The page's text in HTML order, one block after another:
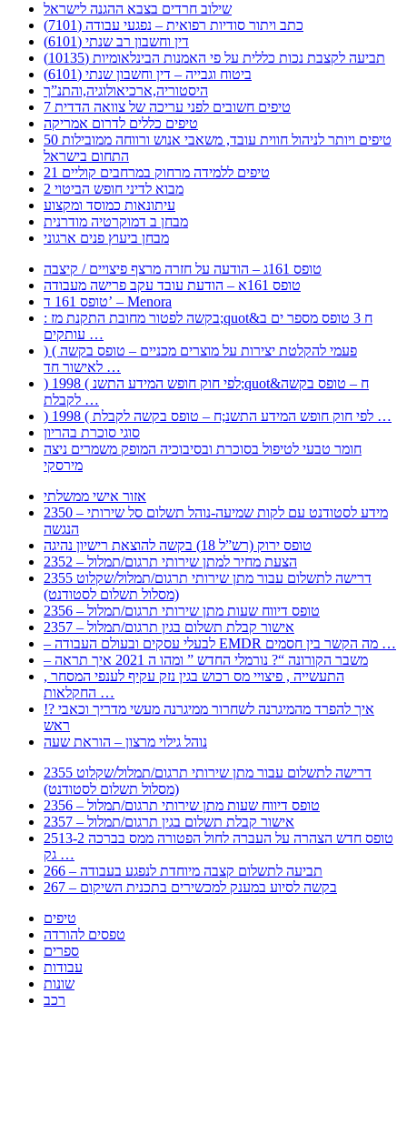
שילוב חרדים בצבא ההגנה לישראל
כתב ויתור סודיות רפואית – נפגעי עבודה (7101)
דין וחשבון רב שנתי (6101)
תביעה לקצבת נכות כללית על פי האמנות הבינלאומיות (10135)
ביטוח וגבייה – דין וחשבון שנתי (6101)
היסטוריה,ארכיאולוגיה,והתנ”ך
7 טיפים חשובים לפני עריכה של צוואה הדדית
טיפים כללים לדרום אמריקה
50 טיפים ויותר לניהול חווית עובד, משאבי אנוש ורווחה ממובילות
התחום בישראל
21 טיפים ללמידה מרחוק במרחבים קוליים
מבוא לדיני חופש הביטוי 2
עיתונאות כמוסד ומקצוע
מבחן ב דמוקרטיה מודרנית
מבחן ביעוץ פנים ארגוני
טופס 161ג – הודעה על חזרה מרצף פיצויים / קיצבה
טופס 161א – הודעת עובד עקב פרישה מעבודה
טופס 161 ד’ – Menora
: בקשה לפטור מחובת התקנת מז;quot&ח 3 טופס מספר ים ב
עותקים …
) ( פעמי להקלטת יצירות על מוצרים מכניים – טופס בקשה
לאישור חד …
) 1998 ( לפי חוק חופש המידע התשנ;quot&ח – טופס בקשה
לקבלת …
) 1998 ( לפי חוק חופש המידע התשנ;ח – טופס בקשה לקבלת …
סוגי סוכרת בהריון
חומר טבעי לטיפול בסוכרת ובסיבוכיה המופק משמרים ניצה
מירסקי
אזור אישי ממשלתי
2350 – מידע לסטודנט עם לקות שמיעה-נוהל תשלום סל שירותי
הנגשה
טופס ירוק (רש”ל 18) בקשה להוצאת רישיון נהיגה
2352 – הצעת מחיר למתן שירותי תרגום/תמלול
2355 דרישה לתשלום עבור מתן שירותי תרגום/תמלול/שקלוט
(מסלול תשלום לסטודנט)
2356 – טופס דיווח שעות מתן שירותי תרגום/תמלול
2357 – אישור קבלת תשלום בגין תרגום/תמלול
– לבעלי עסקים ובעולם העבודה EMDR מה הקשר בין חסמים …
– משבר הקורונה “? נורמלי החדש ” ומהו ה 2021 איך תראה
, התעשייה , פיצויי מס רכוש בגין נזק עקיף לענפי המסחר
החקלאות …
!? איך להפרד מהמיגרנה לשחרור ממיגרנה מעשי מדריך וכאבי
ראש
נוהל גילוי מרצון – הוראת שעה
2355 דרישה לתשלום עבור מתן שירותי תרגום/תמלול/שקלוט
(מסלול תשלום לסטודנט)
2356 – טופס דיווח שעות מתן שירותי תרגום/תמלול
2357 – אישור קבלת תשלום בגין תרגום/תמלול
2513-2 טופס חדש הצהרה על העברה לחול הפטורה ממס בברכה
גק …
266 – תביעה לתשלום קצבה מיוחדת לנפגע בעבודה
267 – בקשה לסיוע במענק למכשירים בתכנית השיקום
טיפים
טפסים להורדה
ספרים
עבודות
שונות
רכב